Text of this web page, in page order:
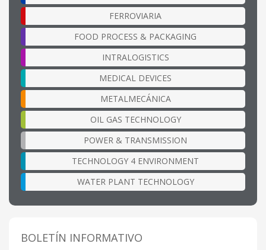
FERROVIARIA
FOOD PROCESS & PACKAGING
INTRALOGISTICS
MEDICAL DEVICES
METALMECÁNICA
OIL GAS TECHNOLOGY
POWER & TRANSMISSION
TECHNOLOGY 4 ENVIRONMENT
WATER PLANT TECHNOLOGY
BOLETÍN INFORMATIVO